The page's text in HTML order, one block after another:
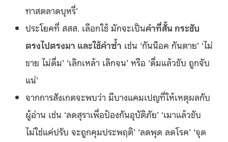
ทาสตลาดบุหรี่’
ประโยคที่ สสส. เลือกใช้ มักจะเป็นคำที่สั้น กระชับ
ตรงไปตรงมา และใช้คำซ้ำ เช่น ‘กันน็อค กันตาย’ ‘ไม่
ขาย ไม่ดื่ม’ ‘เลิกเหล้า เลิกจน’ หรือ ‘ดื่มแล้วขับ ถูกจับ
แน่’
จากการสังเกตจะพบว่า มีบางแคมเปญที่ให้เหตุผลกับ
ผู้อ่าน เช่น ‘ลดสุราเพื่อป้องกันอุบัติภัย’ ‘เมาแล้วขับ
ไม่ใช่แค่ปรับ จะถูกคุมประพฤติ’ ‘ลดพุด ลดโรค’ ‘จุด